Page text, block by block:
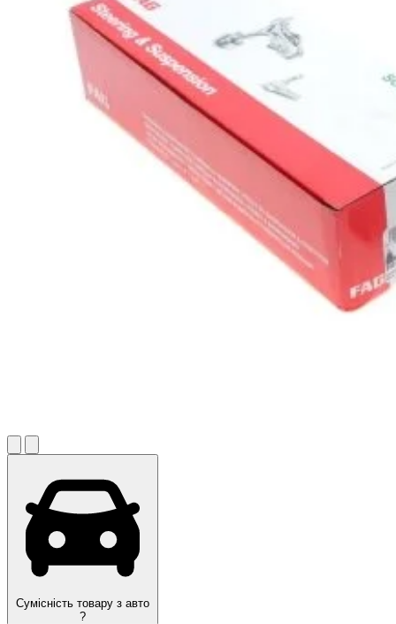
Сумісність товару з авто
?